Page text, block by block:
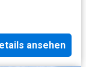
ansehen